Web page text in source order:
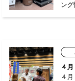
ング
４
４